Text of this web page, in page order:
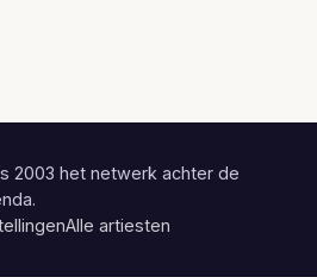
2003 het netwerk achter de
Alle artiesten